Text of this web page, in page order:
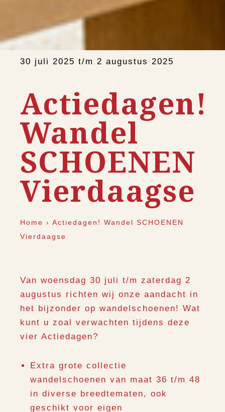
30 juli 2025 t/m 2 augustus 2025
Actiedagen!
Wandel
SCHOENEN
Vierdaagse
Home › Actiedagen! Wandel SCHOENEN
Vierdaagse
Van woensdag 30 juli t/m zaterdag 2
augustus richten wij onze aandacht in
het bijzonder op wandelschoenen! Wat
kunt u zoal verwachten tijdens deze
vier Actiedagen?
Extra grote collectie
wandelschoenen van maat 36 t/m 48
in diverse breedtematen, ook
geschikt voor eigen